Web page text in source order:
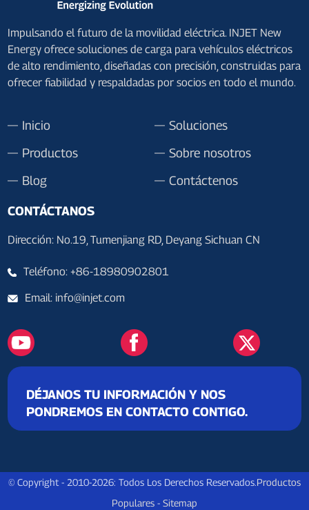
Impulsando el futuro de la movilidad eléctrica. INJET New
Energy ofrece soluciones de carga para vehículos eléctricos
de alto rendimiento, diseñadas con precisión, construidas para
ofrecer fiabilidad y respaldadas por socios en todo el mundo.
Inicio
Soluciones
Productos
Sobre nosotros
Blog
Contáctenos
CONTÁCTANOS
Dirección: No.19, Tumenjiang RD, Deyang Sichuan CN
Teléfono: +86-18980902801
Email: info@injet.com
DÉJANOS TU INFORMACIÓN Y NOS
PONDREMOS EN CONTACTO CONTIGO.
© Copyright - 2010-2026: Todos Los Derechos Reservados.Productos
Populares - Sitemap